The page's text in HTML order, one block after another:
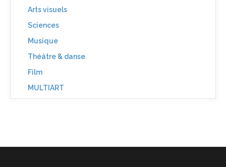
Arts visuels
Sciences
Musique
Théâtre & danse
Film
MULTIART